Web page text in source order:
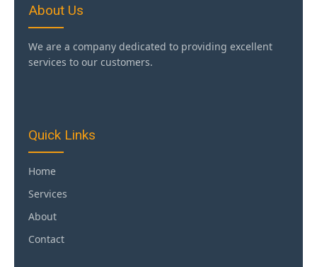
About Us
We are a company dedicated to providing excellent
services to our customers.
Quick Links
Home
Services
About
Contact